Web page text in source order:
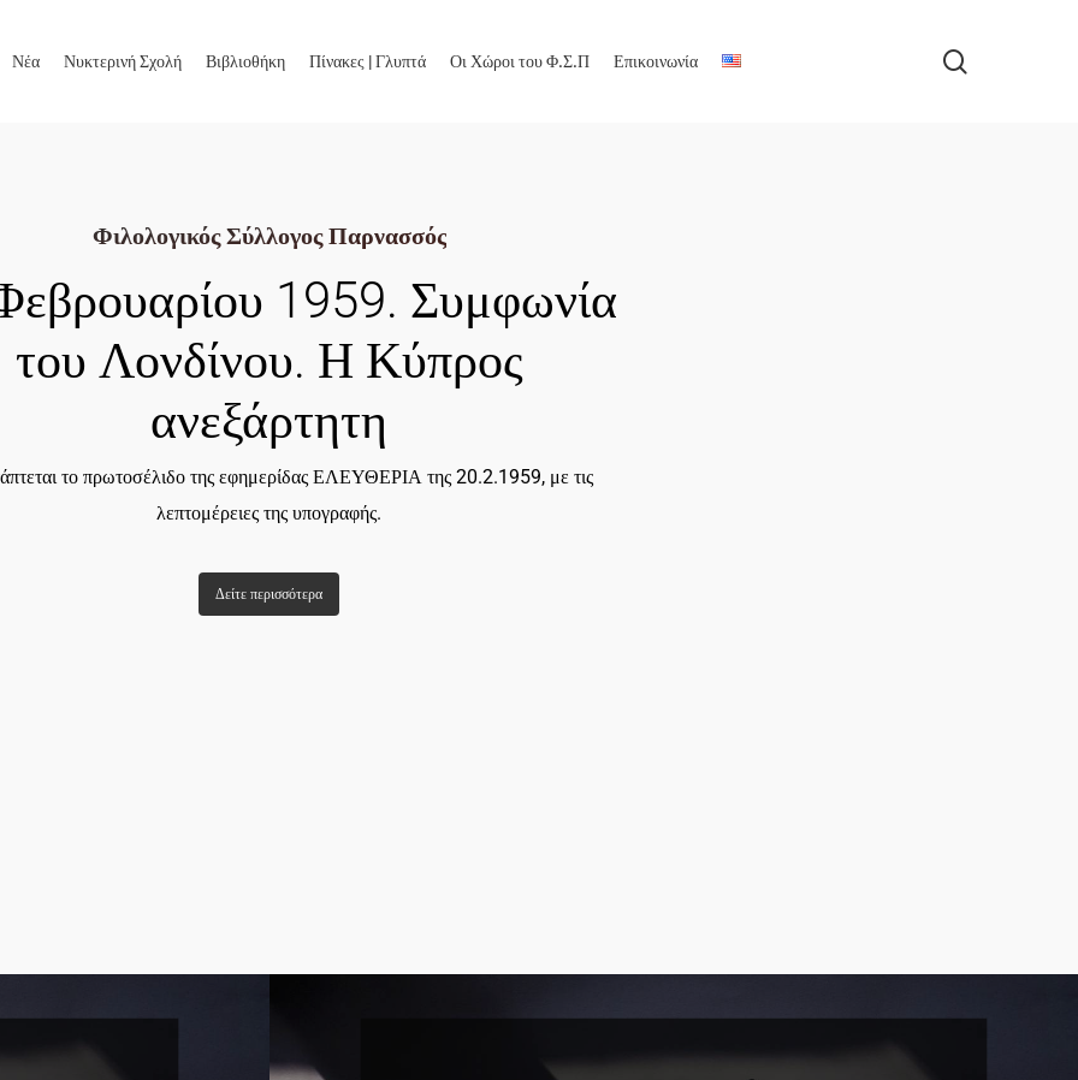
Νέα Νυκτερινή Σχολή Βιβλιοθήκη Πίνακες | Γλυπτά Οι Χώροι του Φ.Σ.Π Επικοινωνία
Φιλολογικός Σύλλογος Παρνασσός
1959. Συμφωνία
του Λονδίνου. Η Κύπρος
ανεξάρτητη
το πρωτοσέλιδο της εφημερίδας ΕΛΕΥΘΕΡΙΑ της 20.2.1959, με τις
λεπτομέρειες της υπογραφής.
Δείτε περισσότερα